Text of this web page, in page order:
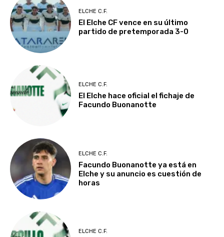
ELCHE C.F.
El Elche CF vence en su último
partido de pretemporada 3-0
ELCHE C.F.
El Elche hace oficial el fichaje de
Facundo Buonanotte
ELCHE C.F.
Facundo Buonanotte ya está en
Elche y su anuncio es cuestión de
horas
ELCHE C.F.